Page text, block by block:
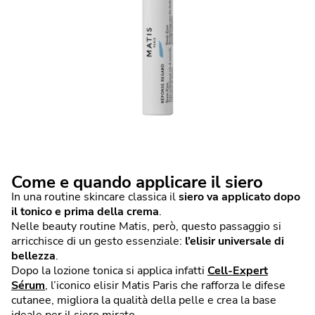
Come e quando applicare il siero
In una routine skincare classica ilsiero va applicato dopo
il tonico e prima della crema.
Nelle beauty routine Matis, però, questo passaggio si
arricchisce di un gesto essenziale: l’elisir universale di
bellezza.
Dopo la lozione tonica si applica infatti Cell-Expert
Sérum, l’iconico elisir Matis Paris che rafforza le difese
cutanee, migliora la qualità della pelle e crea la base